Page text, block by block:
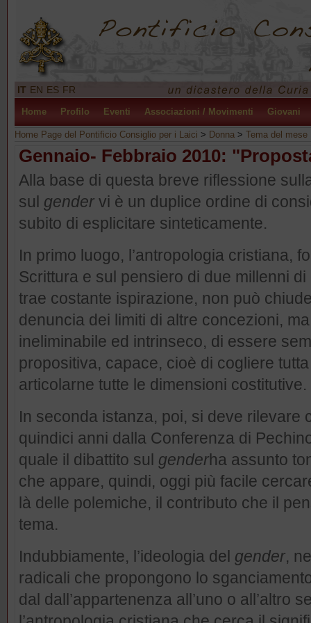
IT EN ES FR
Home Profilo Eventi Associazioni / Movimenti Giovani
Home Page del Pontificio Consiglio per i Laici > Donna > Tema del mese
Gennaio- Febbraio 2010:
Alla base di questa breve riflessione
sul gender vi è un duplice ordine di
subito di esplicitare sinteticamente.
In primo luogo, l’antropologia cristiana,
Scrittura e sul pensiero di due millenni
trae costante ispirazione, non può
denuncia dei limiti di altre concezioni,
ineliminabile ed intrinseco, di essere
propositiva, capace, cioè di cogliere
articolarne tutte le dimensioni costitutive.
In seconda istanza, poi, si deve rilevare
quindici anni dalla Conferenza di
quale il dibattito sul genderha assunto
che appare, quindi, oggi più facile
là delle polemiche, il contributo che il
tema.
Indubbiamente, l’ideologia del gender,
radicali che propongono lo
dal dall’appartenenza all’uno o all’altro